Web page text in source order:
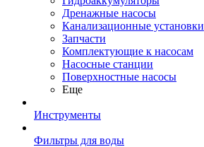
Дренажные насосы
Канализационные установки
Запчасти
Комплектующие к насосам
Насосные станции
Поверхностные насосы
Еще
Инструменты
Фильтры для воды